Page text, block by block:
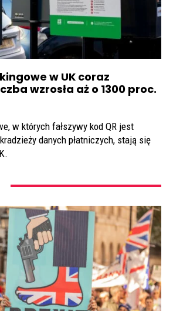
w UK coraz
wzrosła aż o 1300 proc.
w których fałszywy kod QR jest
danych płatniczych, stają się